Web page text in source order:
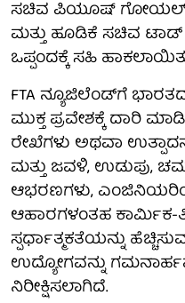
ಸಚಿವ ಪಿಯೂಷ್ ಗೋಯಲ್
ಮತ್ತು ಹೂಡಿಕೆ ಸಚಿವ
ಒಪ್ಪಂದಕ್ಕೆ ಸಹಿ
FTA ನ್ಯೂಜಿಲೆಂಡ್‌ಗೆ ಭಾರತದ
ಮುಕ್ತ ಪ್ರವೇಶಕ್ಕೆ ದಾರಿ
ರೇಖೆಗಳು ಅಥವಾ
ಮತ್ತು ಜವಳಿ, ಉಡುಪು,
ಆಭರಣಗಳು,
ಆಹಾರಗಳಂತಹ ಕಾರ್ಮಿಕ-
ಸ್ಪರ್ಧಾತ್ಮಕತೆಯನ್ನು
ಉದ್ಯೋಗವನ್ನು
ನಿರೀಕ್ಷಿಸಲಾಗಿದೆ.